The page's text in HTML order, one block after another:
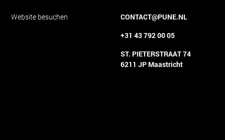
Website besuchen
CONTACT@PUNE.NL
+31 43 792 00 05
ST. PIETERSTRAAT 74
6211 JP Maastricht